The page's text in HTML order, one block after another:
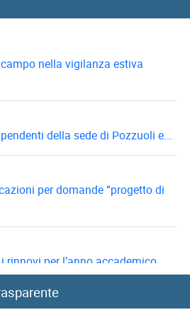
nella vigilanza estiva
della sede di Pozzuoli e...
per domande “progetto di
per l’anno accademico...
graduatorie di luglio 2026